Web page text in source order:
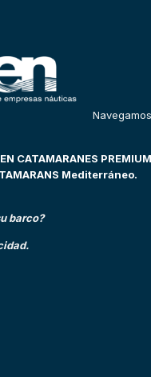
CATAMARANES
Mediterráneo.
barco?